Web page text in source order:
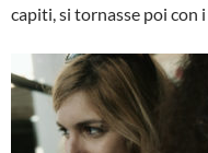
capiti, si tornasse poi con i